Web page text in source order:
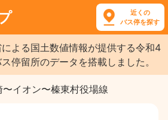
近くの
バス停を探す
よる国土数値情報が提供する令和4
停留所のデータを搭載しました。
〜イオン〜榛東村役場線